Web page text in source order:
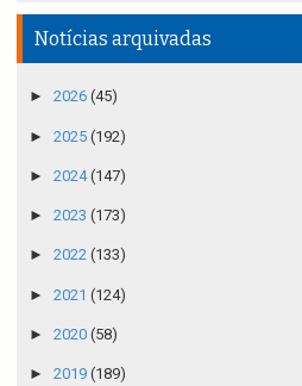
Notícias arquivadas
► 2026 (45)
► 2025 (192)
► 2024(147)
► 2023 (173)
► 2022 (133)
► 2021 (124)
► 2020 (58)
► 2019 (189)